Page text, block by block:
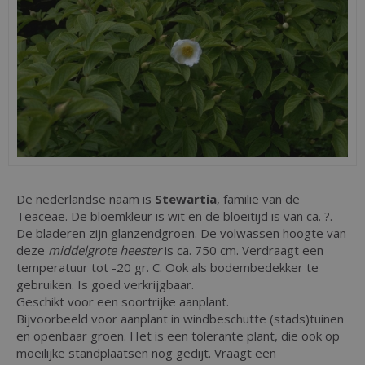
De nederlandse naam is Stewartia, familie van de
Teaceae. De bloemkleur is wit en de bloeitijd is van ca. ?.
De bladeren zijn glanzendgroen. De volwassen hoogte van
deze middelgrote heesteris ca. 750 cm. Verdraagt een
temperatuur tot -20 gr. C. Ook als bodembedekker te
gebruiken. Is goed verkrijgbaar.
Geschikt voor een soortrijke aanplant.
Bijvoorbeeld voor aanplant in windbeschutte (stads)tuinen
en openbaar groen. Het is een tolerante plant, die ook op
moeilijke standplaatsen nog gedijt. Vraagt een